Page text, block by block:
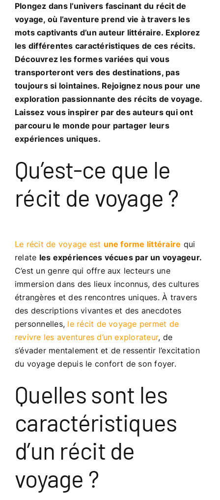
Plongez dans l’univers fascinant du récit de
voyage, où l’aventure prend vie à travers les
mots captivants d’un auteur littéraire. Explorez
les différentes caractéristiques de ces récits.
Découvrez les formes variées qui vous
transporteront vers des destinations, pas
toujours si lointaines. Rejoignez nous pour une
exploration passionnante des récits de voyage.
Laissez vous inspirer par des auteurs qui ont
parcouru le monde pour partager leurs
expériences uniques.
Qu’est-ce que le
récit de voyage ?
Le récit de voyage est une forme littéraire qui
relate les expériences vécues par un voyageur.
C’est un genre qui offre aux lecteurs une
immersion dans des lieux inconnus, des cultures
étrangères et des rencontres uniques. À travers
des descriptions vivantes et des anecdotes
personnelles, le récit de voyage permet de
revivre les aventures d’un explorateur, de
s’évader mentalement et de ressentir l’excitation
du voyage depuis le confort de son foyer.
Quelles sont les
caractéristiques
d’un récit de
voyage ?